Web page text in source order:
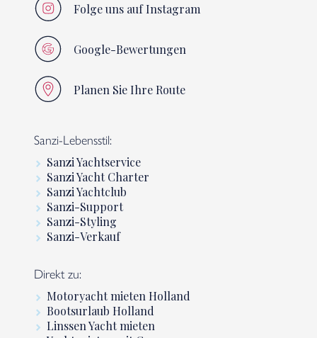
Folge uns auf Instagram
Google-Bewertungen
Planen Sie Ihre Route
Sanzi-Lebensstil:
Sanzi Yachtservice
Sanzi Yacht Charter
Sanzi Yachtclub
Sanzi-Support
Sanzi-Styling
Sanzi-Verkauf
Direkt zu:
Motoryacht mieten Holland
Bootsurlaub Holland
Linssen Yacht mieten